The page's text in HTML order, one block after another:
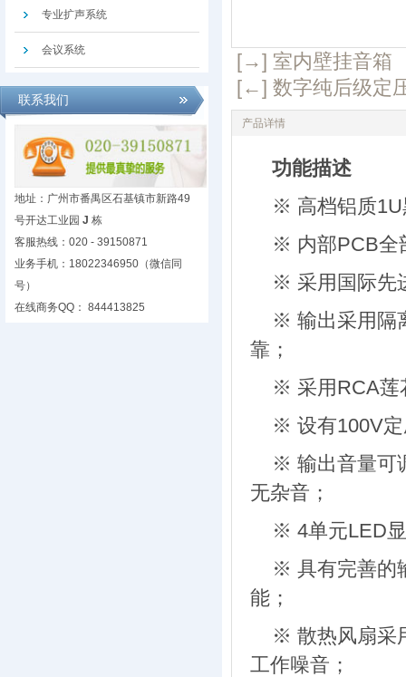
专业扩声系统
会议系统
联系我们
地址：广州市番禺区石基镇市新路49
号开达工业园 J 栋
客服热线：020 - 39150871
业务手机：18022346950（微信同
号）
在线商务QQ： 844413825
[→] 室内壁挂音箱
[←] 数字纯后级定
产品详情
功能描述
※ 高档铝质1U
※ 内部PCB全
※ 采用国际先
※ 输出采用隔
靠；
※ 采用RCA莲
※ 设有100V
※ 输出音量可
无杂音；
※ 4单元LED
※ 具有完善的
能；
※ 散热风扇采
工作噪音；